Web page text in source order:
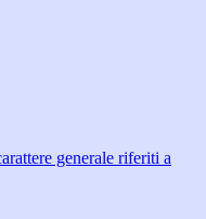
generale riferiti a